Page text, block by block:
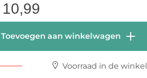
10,99
Toevoegen aan winkelwagen
Voorraad in de winkel